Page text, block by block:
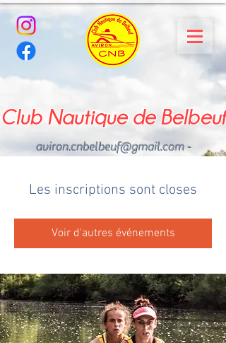
Club Nautique de Belbeuf
aviron.cnbelbeuf@gmail.com-
Les inscriptions sont closes
Voir d'autres événements